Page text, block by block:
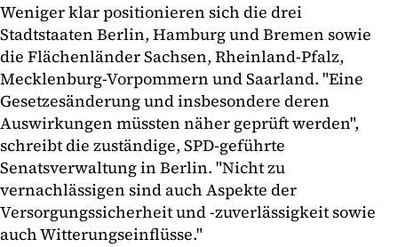
Weniger klar positionieren sich die drei
Stadtstaaten Berlin, Hamburg und Bremen sowie
die Flächenländer Sachsen, Rheinland-Pfalz,
Mecklenburg-Vorpommern und Saarland. "Eine
Gesetzesänderung und insbesondere deren
Auswirkungen müssten näher geprüft werden",
schreibt die zuständige, SPD-geführte
Senatsverwaltung in Berlin. "Nicht zu
vernachlässigen sind auch Aspekte der
Versorgungssicherheit und -zuverlässigkeit sowie
auch Witterungseinflüsse."